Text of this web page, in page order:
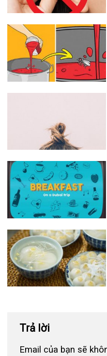
Trả lời
Email của bạn sẽ